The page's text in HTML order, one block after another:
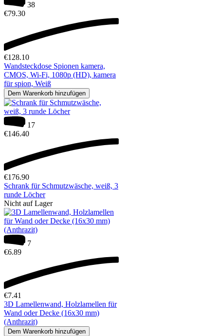
38
€79.30
€128.10
Wandsteckdose Spionen kamera,
CMOS, Wi-Fi, 1080p (HD), kamera
für spion, Weiß
Dem Warenkorb hinzufügen
17
€146.40
€176.90
Schrank für Schmutzwäsche, weiß, 3
runde Löcher
Nicht auf Lager
7
€6.89
€7.41
3D Lamellenwand, Holzlamellen für
Wand oder Decke (16x30 mm)
(Anthrazit)
Dem Warenkorb hinzufügen